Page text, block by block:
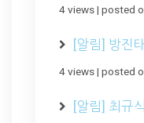
4 views| posted
[알림] 방진
4 views| posted
[알림] 최규